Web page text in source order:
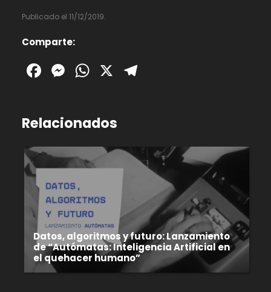
Publicado el 11/12/2019.
Comparte:
Facebook
Messenger
WhatsApp
X
Relacionados
Datos, algoritmos y futuro: Lanzamiento
de “Autómatas: Inteligencia Artificial en
el quehacer humano”